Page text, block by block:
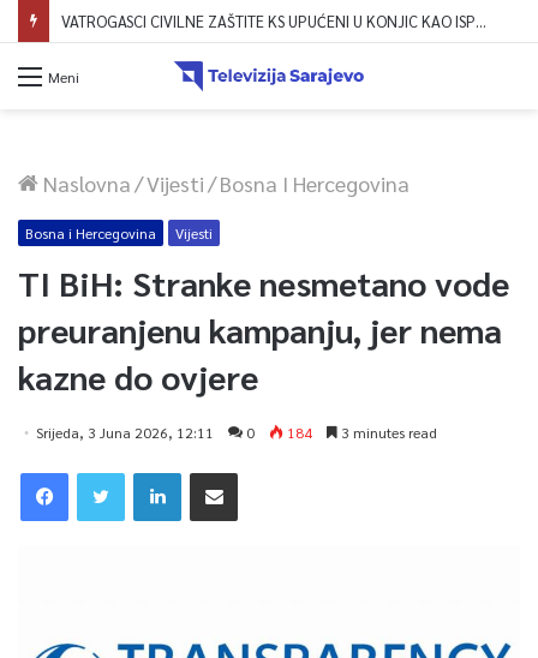
Dova za domovinu i zikir u Ratnoj džamiji: U sklopu manifestacije „Odbrana BiH – Igman 2026“ odana počast herojima
Meni
Naslovna/Vijesti/Bosna I Hercegovina
Bosna i Hercegovina Vijesti
TI BiH: Stranke nesmetano vode
preuranjenu kampanju, jer nema
kazne do ovjere
Srijeda, 3 Juna 2026, 12:11 0 184 3 minutes read